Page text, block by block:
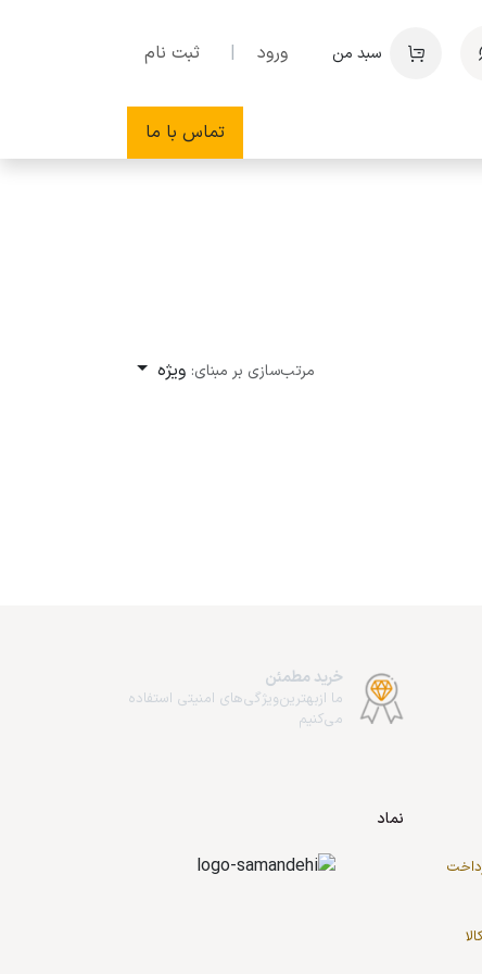
سبد من ورود | ثبت نام
تماس با ما
مرتب‌سازی بر مبنای: ویژه
خرید مطمئن
ما از‌بهترین‌ویژگی‌های امنیتی استفاده
می‌کنیم
نماد